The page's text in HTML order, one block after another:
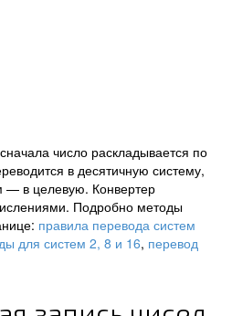
число раскладывается по
в десятичную систему,
— в целевую. Конвертер
Подробно методы
правила перевода систем
для систем 2, 8 и 16, перевод